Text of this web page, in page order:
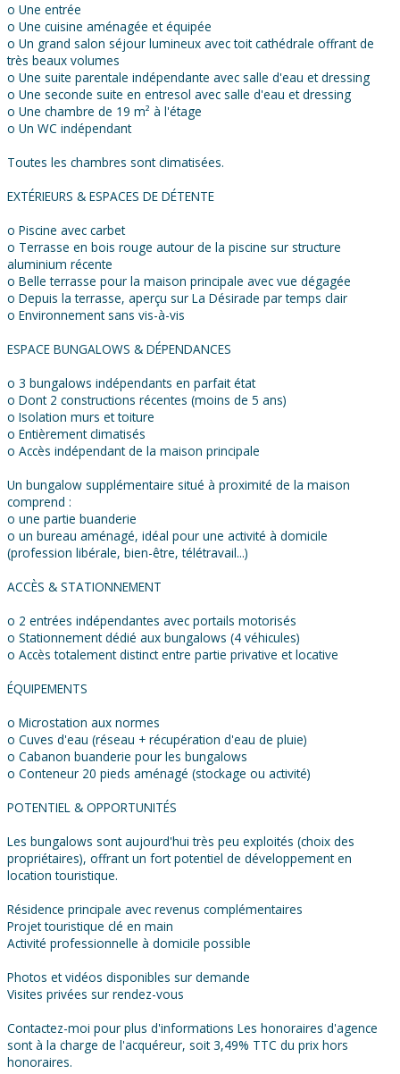
o Une entrée
o Une cuisine aménagée et équipée
o Un grand salon séjour lumineux avec toit cathédrale offrant de
très beaux volumes
o Une suite parentale indépendante avec salle d'eau et dressing
o Une seconde suite en entresol avec salle d'eau et dressing
o Une chambre de 19 m² à l'étage
o Un WC indépendant
Toutes les chambres sont climatisées.
EXTÉRIEURS & ESPACES DE DÉTENTE
o Piscine avec carbet
o Terrasse en bois rouge autour de la piscine sur structure
aluminium récente
o Belle terrasse pour la maison principale avec vue dégagée
o Depuis la terrasse, aperçu sur La Désirade par temps clair
o Environnement sans vis-à-vis
ESPACE BUNGALOWS & DÉPENDANCES
o 3 bungalows indépendants en parfait état
o Dont 2 constructions récentes (moins de 5 ans)
o Isolation murs et toiture
o Entièrement climatisés
o Accès indépendant de la maison principale
Un bungalow supplémentaire situé à proximité de la maison
comprend :
o une partie buanderie
o un bureau aménagé, idéal pour une activité à domicile
(profession libérale, bien-être, télétravail...)
ACCÈS & STATIONNEMENT
o 2 entrées indépendantes avec portails motorisés
o Stationnement dédié aux bungalows (4 véhicules)
o Accès totalement distinct entre partie privative et locative
ÉQUIPEMENTS
o Microstation aux normes
o Cuves d'eau (réseau + récupération d'eau de pluie)
o Cabanon buanderie pour les bungalows
o Conteneur 20 pieds aménagé (stockage ou activité)
POTENTIEL & OPPORTUNITÉS
Les bungalows sont aujourd'hui très peu exploités (choix des
propriétaires), offrant un fort potentiel de développement en
location touristique.
Résidence principale avec revenus complémentaires
Projet touristique clé en main
Activité professionnelle à domicile possible
Photos et vidéos disponibles sur demande
Visites privées sur rendez-vous
Contactez-moi pour plus d'informations Les honoraires d'agence
sont à la charge de l'acquéreur, soit 3,49% TTC du prix hors
honoraires.